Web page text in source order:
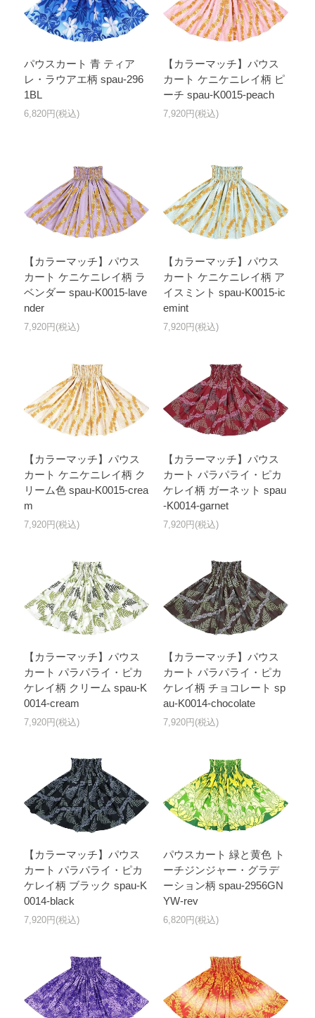
パウスカート 青 ティア
レ・ラウアエ柄 spau-296
1BL
6,820円(税込)
【カラーマッチ】パウス
カート ケニケニレイ柄 ピ
ーチ spau-K0015-peach
7,920円(税込)
【カラーマッチ】パウス
カート ケニケニレイ柄 ラ
ベンダー spau-K0015-lave
nder
7,920円(税込)
【カラーマッチ】パウス
カート ケニケニレイ柄 ア
イスミント spau-K0015-ic
emint
7,920円(税込)
【カラーマッチ】パウス
カート ケニケニレイ柄 ク
リーム色 spau-K0015-crea
m
7,920円(税込)
【カラーマッチ】パウス
カート パラパライ・ピカ
ケレイ柄 ガーネット spau
-K0014-garnet
7,920円(税込)
【カラーマッチ】パウス
カート パラパライ・ピカ
ケレイ柄 クリーム spau-K
0014-cream
7,920円(税込)
【カラーマッチ】パウス
カート パラパライ・ピカ
ケレイ柄 チョコレート sp
au-K0014-chocolate
7,920円(税込)
【カラーマッチ】パウス
カート パラパライ・ピカ
ケレイ柄 ブラック spau-K
0014-black
7,920円(税込)
パウスカート 緑と黄色 ト
ーチジンジャー・グラデ
ーション柄 spau-2956GN
YW-rev
6,820円(税込)